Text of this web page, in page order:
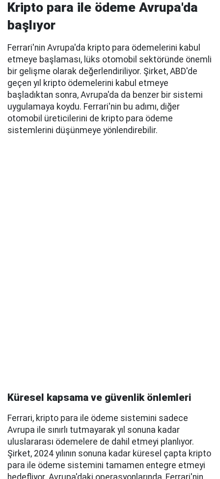
Kripto para ile ödeme Avrupa'da
başlıyor
Ferrari'nin Avrupa'da kripto para ödemelerini kabul
etmeye başlaması, lüks otomobil sektöründe önemli
bir gelişme olarak değerlendiriliyor. Şirket, ABD'de
geçen yıl kripto ödemelerini kabul etmeye
başladıktan sonra, Avrupa'da da benzer bir sistemi
uygulamaya koydu. Ferrari'nin bu adımı, diğer
otomobil üreticilerini de kripto para ödeme
sistemlerini düşünmeye yönlendirebilir.
Küresel kapsama ve güvenlik önlemleri
Ferrari, kripto para ile ödeme sistemini sadece
Avrupa ile sınırlı tutmayarak yıl sonuna kadar
uluslararası ödemelere de dahil etmeyi planlıyor.
Şirket, 2024 yılının sonuna kadar küresel çapta kripto
para ile ödeme sistemini tamamen entegre etmeyi